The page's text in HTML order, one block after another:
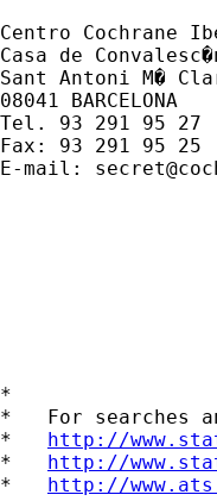
Centro Cochrane
Casa de
Sant Antoni M�
08041 BARCELONA
Tel. 93 291 95 27
Fax: 93 291 95 25
E-mail:
*
*   For searches
* http://
* http://
* http://